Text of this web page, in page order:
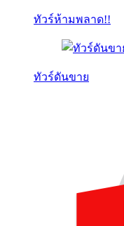
ทัวร์ห้ามพลาด!!
ทัวร์ดันขาย